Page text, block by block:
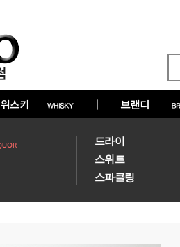
드라이
스위트
스파클링